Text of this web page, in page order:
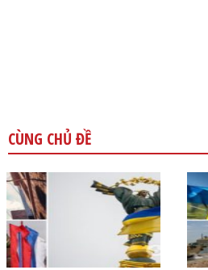
CÙNG CHỦ ĐỀ